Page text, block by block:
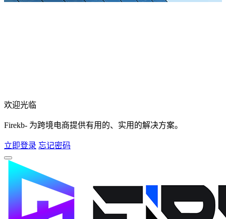
欢迎光临
Firekb- 为跨境电商提供有用的、实用的解决方案。
立即登录 忘记密码